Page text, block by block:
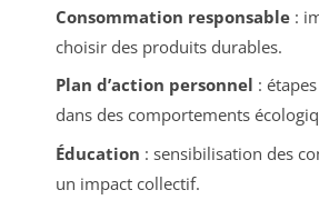
Consommation responsable:
choisir des produits durables.
Plan d’action personnel :
dans des comportements
Éducation : sensibilisation des
un impact collectif.